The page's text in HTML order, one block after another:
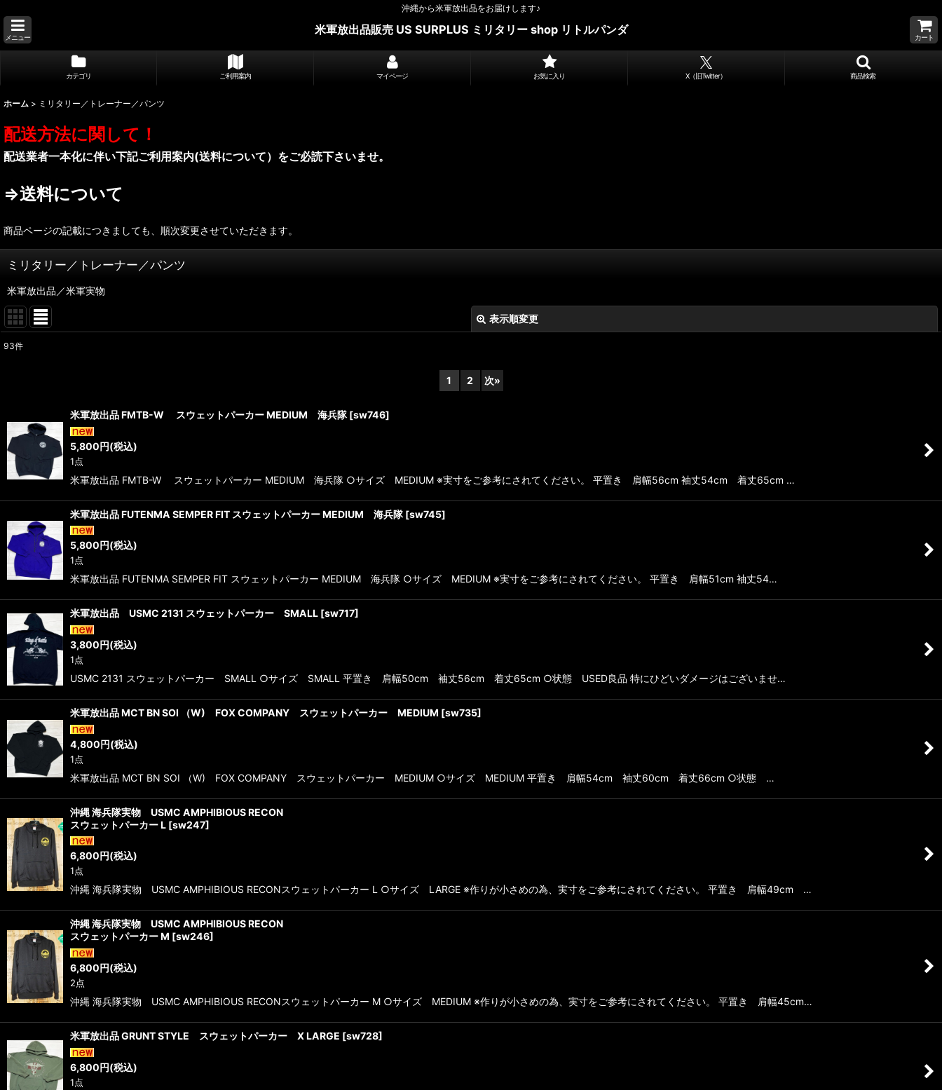
沖縄から米軍放出品をお届けします♪
メニュー
米軍放出品販売 US SURPLUS ミリタリー shop リトルパンダ
カート
カテゴリ ご利用案内 マイページ お気に入り X（旧Twitter） 商品検索
ホーム > ミリタリー／トレーナー／パンツ
配送方法に関して！
配送業者一本化に伴い下記ご利用案内(送料について）をご必読下さいませ。
⇒送料について
商品ページの記載につきましても、順次変更させていただきます。
ミリタリー／トレーナー／パンツ
米軍放出品／米軍実物
表示順変更
並び順:
93件
1 2 次»
米軍放出品 FMTB-W スウェットパーカー MEDIUM 海兵隊 [sw746]
5,800円(税込)
1点
米軍放出品 FMTB-W スウェットパーカー MEDIUM 海兵隊 ○サイズ MEDIUM ※実寸をご参考にされてください。 平置き 肩幅56cm 袖丈54cm 着丈65cm …
米軍放出品 FUTENMA SEMPER FIT スウェットパーカー MEDIUM 海兵隊 [sw745]
5,800円(税込)
1点
米軍放出品 FUTENMA SEMPER FIT スウェットパーカー MEDIUM 海兵隊 ○サイズ MEDIUM ※実寸をご参考にされてください。 平置き 肩幅51cm 袖丈54…
米軍放出品 USMC 2131 スウェットパーカー SMALL [sw717]
3,800円(税込)
1点
USMC 2131 スウェットパーカー SMALL ○サイズ SMALL 平置き 肩幅50cm 袖丈56cm 着丈65cm ○状態 USED良品 特にひどいダメージはございませ…
米軍放出品 MCT BN SOI （W) FOX COMPANY スウェットパーカー MEDIUM [sw735]
4,800円(税込)
1点
米軍放出品 MCT BN SOI （W) FOX COMPANY スウェットパーカー MEDIUM ○サイズ MEDIUM 平置き 肩幅54cm 袖丈60cm 着丈66cm ○状態 …
沖縄 海兵隊実物 USMC AMPHIBIOUS RECON
スウェットパーカー L [sw247]
6,800円(税込)
1点
沖縄 海兵隊実物 USMC AMPHIBIOUS RECONスウェットパーカー L ○サイズ LARGE ※作りが小さめの為、実寸をご参考にされてください。 平置き 肩幅49cm …
沖縄 海兵隊実物 USMC AMPHIBIOUS RECON
スウェットパーカー M [sw246]
6,800円(税込)
2点
沖縄 海兵隊実物 USMC AMPHIBIOUS RECONスウェットパーカー M ○サイズ MEDIUM ※作りが小さめの為、実寸をご参考にされてください。 平置き 肩幅45cm…
米軍放出品 GRUNT STYLE スウェットパーカー X LARGE [sw728]
6,800円(税込)
1点